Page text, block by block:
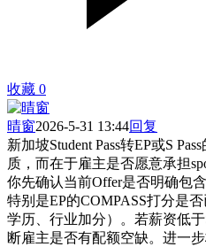
收藏 0
晴窗2026-5-31 13:44回复
新加坡Student Pass转EP或S
质，而在于雇主是否愿意承担
你先确认当前Offer是否明确包含
特别是EP的COMPASS打分是
学历、行业加分）。若薪资低于
断雇主是否有配额空缺。进一